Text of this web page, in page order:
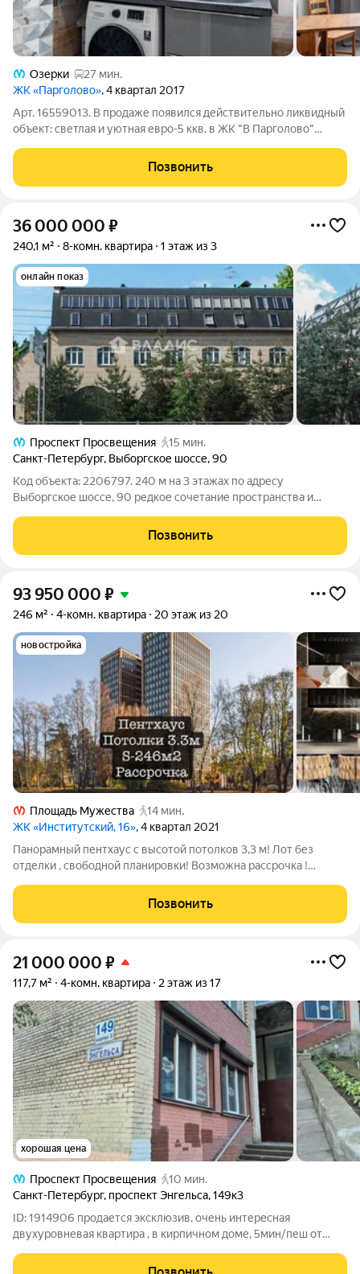
Озерки
27 мин.
ЖК «Парголово», 4 квартал 2017
Арт. 16559013. В продаже появился действительно ликвидный
объект: светлая и уютная евро-5 ккв. в ЖК "В Парголово"
инвестицией! О квартире: Главный козырь- эргономичное
планировочное решение.
Позвонить
36 000 000 ₽
240,1 м² 8-комн. квартира 1 этаж из 3
онлайн показ
Проспект Просвещения
15 мин.
Санкт-Петербург, Выборгское шоссе,90
Код объекта: 2206797. 240 м на 3 этажах по адресу
Выборгское шоссе, 90 редкое сочетание пространства и
свободу организовать жилое пространство под любые
сценарии жизни. Высота потолков 2,9
Позвонить
93 950 000 ₽
246 м² 4-комн. квартира 20 этаж из 20
новостройка
Площадь Мужества
14 мин.
ЖК «Институтский, 16», 4 квартал 2021
Панорамный пентхаус с высотой потолков 3,3 м! Лот без
отделки , свободной планировки! Возможна рассрочка !
Йорке в той ее части, которая выходит на Центральный парк.
Это узнаваемый стиль
Позвонить
21 000 000 ₽
117,7 м² 4-комн. квартира 2 этаж из 17
хорошая цена
Проспект Просвещения
10 мин.
Санкт-Петербург, проспект Энгельса,149к3
ID: 1914906 продается эксклюзив, очень интересная
двухуровневая квартира , в кирпичном доме, 5мин/пеш от
выше, хороший ремонт. Вся инфро структура в шаговой